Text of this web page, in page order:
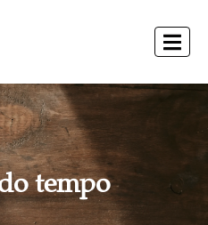
tempo